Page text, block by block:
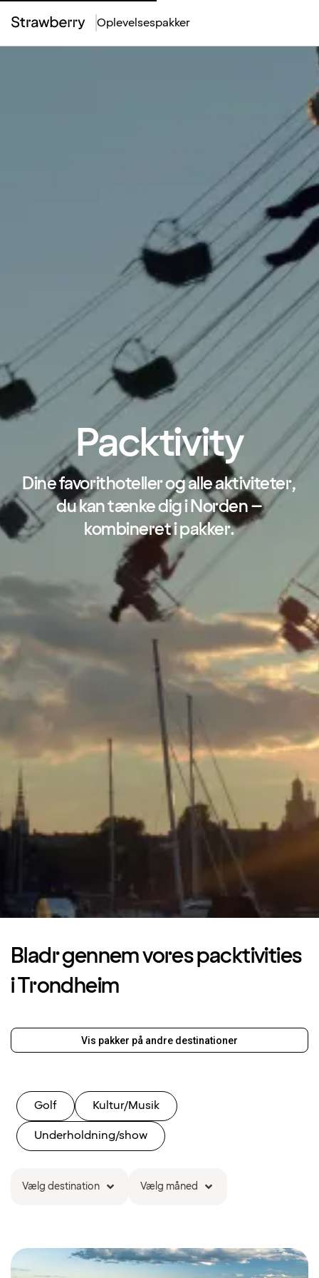
Top
Oplevelsespakker
Packtivity
Dine favorithoteller og alle aktiviteter,
du kan tænke dig i Norden –
kombineret i pakker.
Bladr gennem vores packtivities
i Trondheim
Vis pakker på andre destinationer
Golf Kultur/Musik
Underholdning/show
Vælg destination Vælg måned